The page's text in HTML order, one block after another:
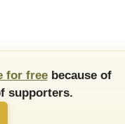
for freebecause of
supporters.